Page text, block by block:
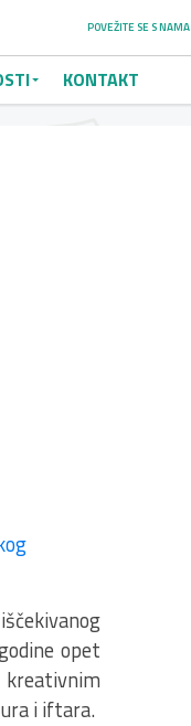
POVEŽITE SE S NAMA
KONTAKT
opet
i iftara.